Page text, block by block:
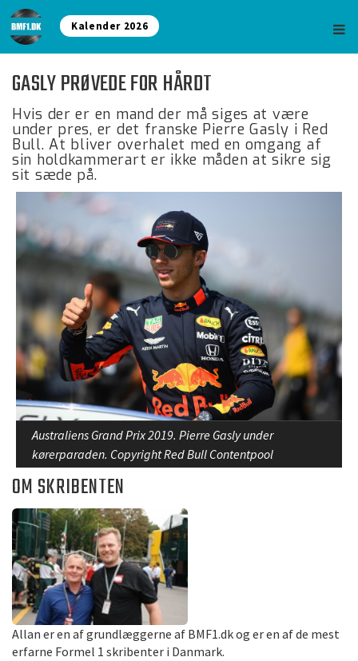
Kalender 2026
GASLY PRØVEDE FOR HÅRDT
Hvis der er en mand der må siges at være
under pres, er det franske Pierre Gasly i Red
Bull. At bliver overhalet med en omgang af
sin holdkammerart er ikke måden at sikre sig
sit sæde på.
Australiens Grand Prix 2019. Pierre Gasly under
kørerparaden. Copyright Red Bull Contentpool
OM SKRIBENTEN
Allan er en af grundlæggerne af BMF1.dk og er en af de mest
erfarne Formel 1 skribenter i Danmark.